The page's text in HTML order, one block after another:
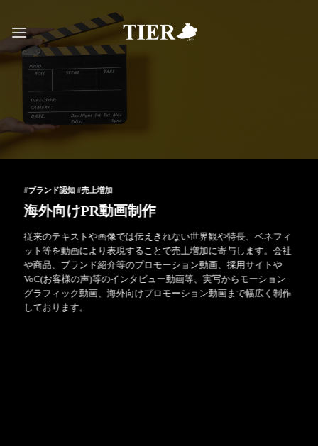
content
#ブランド認知 #売上増加
海外向けPR動画制作
従来のテキストや画像では伝えきれない世界観や特長、ベネフィ
ット等を動画により表現することで売上増加に寄与します。会社
や商品、ブランド紹介等のプロモーション動画、採用サイトや
VoC(お客様の声)等のインタビュー動画等、実写からモーション
グラフィック動画、海外向けプロモーション動画まで幅広く制作
しております。